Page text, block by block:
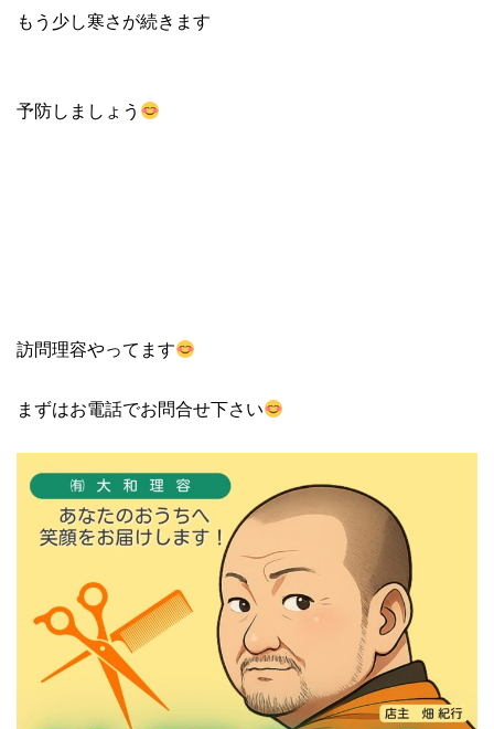
もう少し寒さが続きます
予防しましょう
訪問理容やってます
まずはお電話でお問合せ下さい